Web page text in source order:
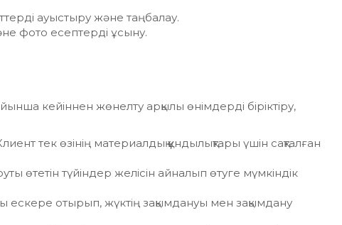
ауыстыру және таңбалау.
фото есептерді ұсыну.
кейіннен жөнелту арқылы өнімдерді біріктіру,
тек өзінің материалдық құндылықтары үшін сақталған
өтетін түйіндер желісін айналып өтуге мүмкіндік
отырып, жүктің зақымдануы мен зақымдану